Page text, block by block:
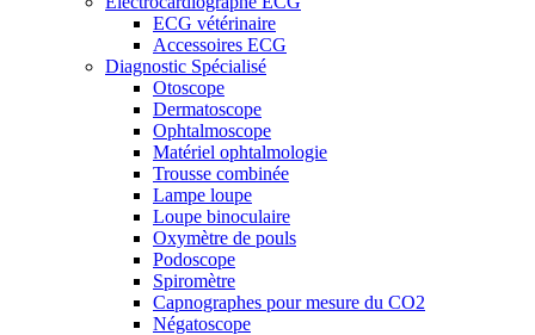
ECG vétérinaire
Accessoires ECG
Diagnostic Spécialisé
Otoscope
Dermatoscope
Ophtalmoscope
Matériel ophtalmologie
Trousse combinée
Lampe loupe
Loupe binoculaire
Oxymètre de pouls
Podoscope
Spiromètre
Capnographes pour mesure du CO2
Négatoscope